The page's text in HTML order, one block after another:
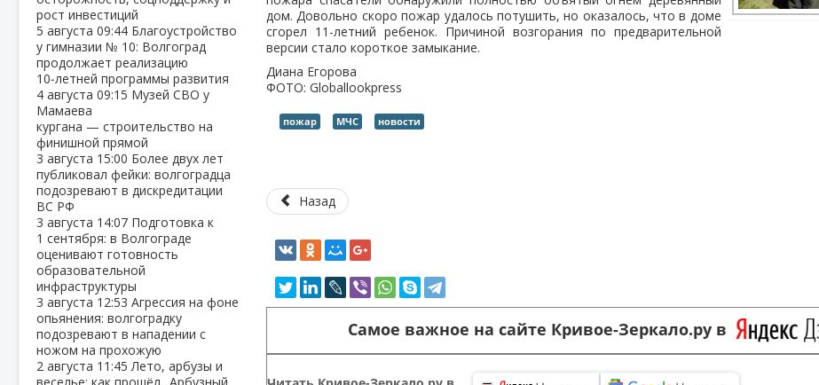
рост инвестиций
5 августа 09:44 Благоустройство
у гимназии № 10: Волгоград
продолжает реализацию
10‑летней программы развития
4 августа 09:15 Музей СВО у
Мамаева
кургана — строительство на
финишной прямой
3 августа 15:00 Более двух лет
публиковал фейки: волгоградца
подозревают в дискредитации
ВС РФ
3 августа 14:07 Подготовка к
1 сентября: в Волгограде
оценивают готовность
образовательной
инфраструктуры
3 августа 12:53 Агрессия на фоне
опьянения: волгоградку
подозревают в нападении с
ножом на прохожую
2 августа 11:45Лето, арбузы и
дом. Довольно скоро пожар удалось потушить, но оказалось, что в доме
сгорел 11-летний ребенок. Причиной возгорания по предварительной
версии стало короткое замыкание.
Диана Егорова
ФОТО: Globallookpress
пожар МЧС новости
Назад
Самое важное на сайте Кривое-Зеркало.ру в